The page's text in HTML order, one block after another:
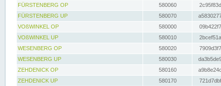
FÜRSTENBERG OP
580060
FÜRSTENBERG UP
580070
VOßWINKEL OP
580000
VOßWINKEL UP
580010
WESENBERG OP
580020
WESENBERG UP
580030
ZEHDENICK OP
580160
ZEHDENICK UP
580170